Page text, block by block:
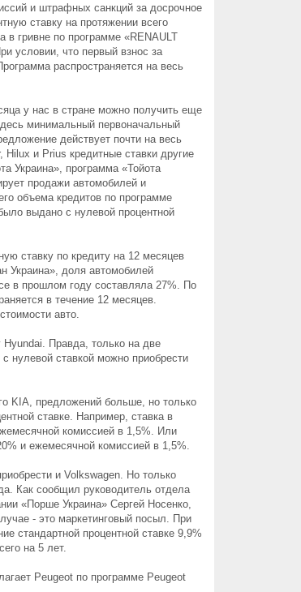
и штрафных санкций за досрочное
ставку на протяжении всего
в гривне по программе «RENAULT
условии, что первый взнос за
распространяется на весь
у нас в стране можно получить еще
минимальный первоначальный
действует почти на весь
и Prius кредитные ставки другие
Украина», программа «Тойота
продажи автомобилей и
объема кредитов по программе
выдано с нулевой процентной
ставку по кредиту на 12 месяцев
Украина», доля автомобилей
в прошлом году составляла 27%. По
в течение 12 месяцев.
авто.
Hyundai. Правда, только на две
нулевой ставкой можно приобрести
KIA, предложений больше, но только
ставке. Например, ставка в
комиссией в 1,5%. Или
и ежемесячной комиссией в 1,5%.
и Volkswagen. Но только
Как сообщил руководитель отдела
«Порше Украина» Сергей Носенко,
- это маркетинговый посыл. При
стандартной процентной ставке 9,9%
на 5 лет.
Peugeot по программе Peugeot